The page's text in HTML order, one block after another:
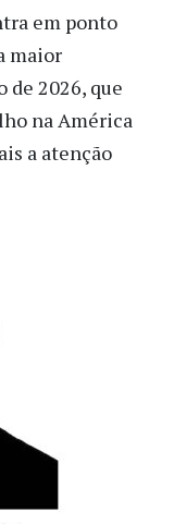
em ponto
maior
de 2026, que
na América
a atenção